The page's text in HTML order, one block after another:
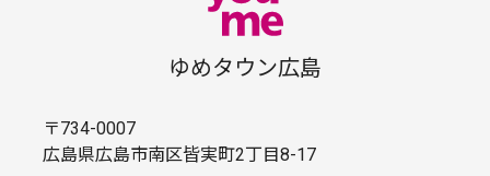
ゆめタウン広島
〒734-0007
広島県広島市南区皆実町2丁目8-17